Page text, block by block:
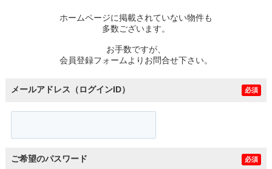
ホームページに掲載されていない物件も
多数ございます。
お手数ですが、
会員登録フォームよりお問合せ下さい。
メールアドレス（ログインID） 必須
ご希望のパスワード 必須